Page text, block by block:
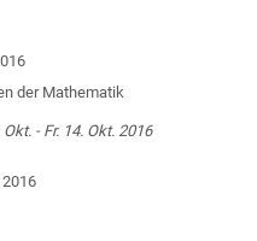
der Mathematik
- Fr. 14. Okt. 2016